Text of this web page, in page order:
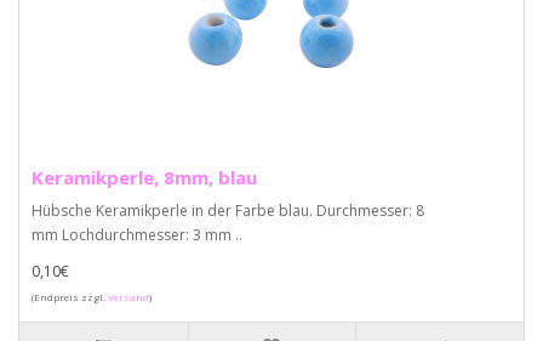
Keramikperle, 8mm, blau
Hübsche Keramikperle in der Farbe blau. Durchmesser: 8
mm Lochdurchmesser: 3 mm ..
0,10€
(Endpreis zzgl.Versand)